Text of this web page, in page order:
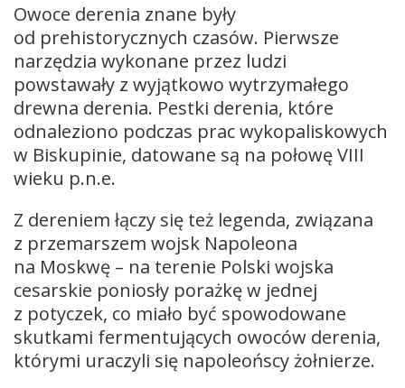
Owoce derenia znane były
od prehistorycznych czasów. Pierwsze
narzędzia wykonane przez ludzi
powstawały z wyjątkowo wytrzymałego
drewna derenia. Pestki derenia, które
odnaleziono podczas prac wykopaliskowych
w Biskupinie, datowane są na połowę VIII
wieku p.n.e.
Z dereniem łączy się też legenda, związana
z przemarszem wojsk Napoleona
na Moskwę – na terenie Polski wojska
cesarskie poniosły porażkę w jednej
z potyczek, co miało być spowodowane
skutkami fermentujących owoców derenia,
którymi uraczyli się napoleońscy żołnierze.